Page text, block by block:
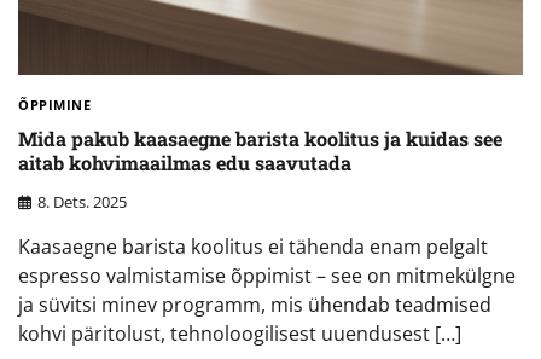
ÕPPIMINE
Mida pakub kaasaegne barista koolitus ja kuidas see
aitab kohvimaailmas edu saavutada
8. Dets. 2025
Kaasaegne barista koolitus ei tähenda enam pelgalt
espresso valmistamise õppimist – see on mitmekülgne
ja süvitsi minev programm, mis ühendab teadmised
kohvi päritolust, tehnoloogilisest uuendusest […]